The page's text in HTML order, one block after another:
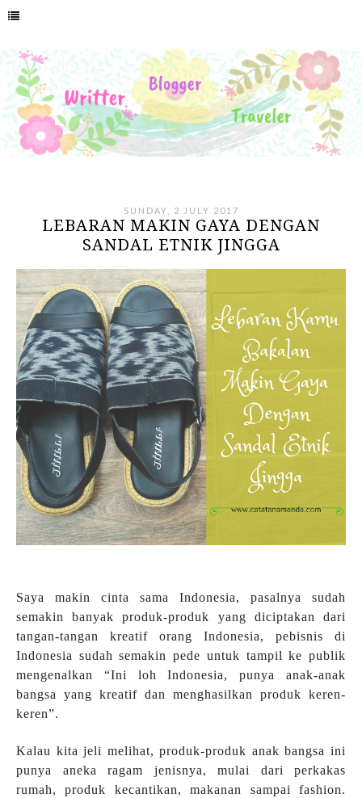
SUNDAY, 2 JULY 2017
LEBARAN MAKIN GAYA DENGAN
SANDAL ETNIK JINGGA
Saya makin cinta sama Indonesia, pasalnya sudah
semakin banyak produk-produk yang diciptakan dari
tangan-tangan kreatif orang Indonesia, pebisnis di
Indonesia sudah semakin pede untuk tampil ke publik
mengenalkan “Ini loh Indonesia, punya anak-anak
bangsa yang kreatif dan menghasilkan produk keren-
keren”.
Kalau kita jeli melihat, produk-produk anak bangsa ini
punya aneka ragam jenisnya, mulai dari perkakas
rumah, produk kecantikan, makanan sampai fashion.